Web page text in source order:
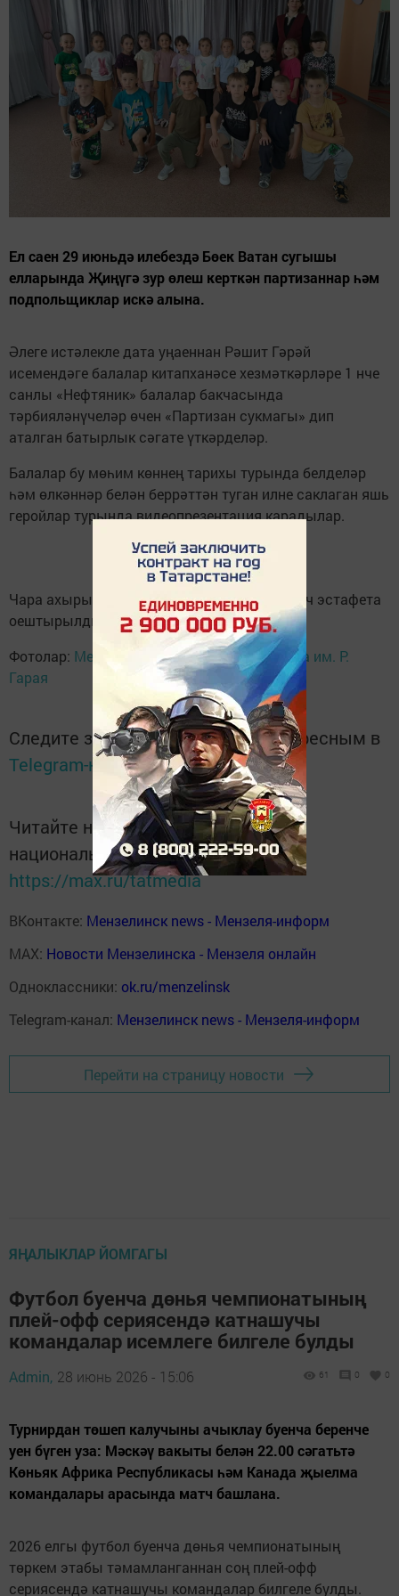
Ел саен 29 июньдә илебездә Бөек Ватан сугышы
елларында Җиңүгә зур өлеш керткән партизаннар һәм
подпольщиклар искә алына.
Әлеге истәлекле дата уңаеннан Рәшит Гәрәй
исемендәге балалар китапханәсе хезмәткәрләре 1 нче
санлы «Нефтяник» балалар бакчасында
тәрбияләнүчеләр өчен «Партизан сукмагы» дип
аталган батырлык сәгате үткәрделәр.
Балалар бу мөһим көннең тарихы турында белделәр
һәм өлкәннәр белән беррәттән туган илне саклаган яшь
геройлар турында видеопрезентация карадылар.
Чара ахырында балалар өчен мавыктыргыч эстафета
оештырылды.
Фотолар: Мензелинская детская библиотека им. Р.
Гарая
Следите за самым важным и интересным в
Telegram-каналеТатмедиа
Читайте новости Татарстана в
национальном мессенджере MАХ:
https://max.ru/tatmedia
ВКонтакте: Мензелинск news - Мензеля-информ
MAX: Новости Мензелинска - Мензеля онлайн
Одноклассники: ok.ru/menzelinsk
Telegram-канал: Мензелинск news - Мензеля-информ
Перейти на страницу новости
ЯҢАЛЫКЛАР ЙОМГАГЫ
Футбол буенча дөнья чемпионатының
плей-офф сериясендә катнашучы
командалар исемлеге билгеле булды
Admin, 28 июнь 2026 - 15:06 61 0 0
Турнирдан төшеп калучыны ачыклау буенча беренче
уен бүген уза: Мәскәү вакыты белән 22.00 сәгатьтә
Көньяк Африка Республикасы һәм Канада җыелма
командалары арасында матч башлана.
2026 елгы футбол буенча дөнья чемпионатының
төркем этабы тәмамланганнан соң плей-офф
сериясендә катнашучы командалар билгеле булды.